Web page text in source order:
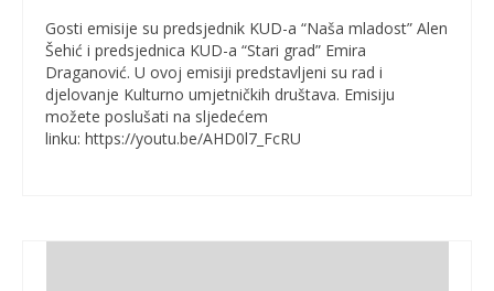
Gosti emisije su predsjednik KUD-a “Naša mladost” Alen
Šehić i predsjednica KUD-a “Stari grad” Emira
Draganović. U ovoj emisiji predstavljeni su rad i
djelovanje Kulturno umjetničkih društava. Emisiju
možete poslušati na sljedećem
linku: https://youtu.be/AHD0l7_FcRU